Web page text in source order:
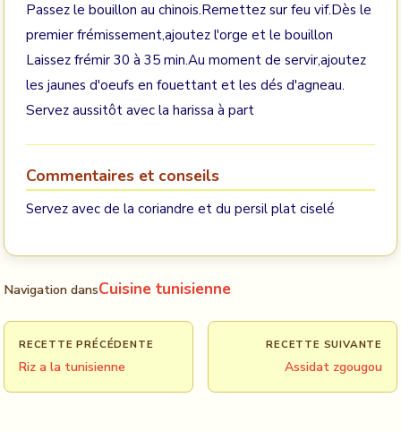
Passez le bouillon au chinois.Remettez sur feu vif.Dès le
premier frémissement,ajoutez l'orge et le bouillon
Laissez frémir 30 à 35 min.Au moment de servir,ajoutez
les jaunes d'oeufs en fouettant et les dés d'agneau.
Servez aussitôt avec la harissa à part
Commentaires et conseils
Servez avec de la coriandre et du persil plat ciselé
Navigation dansCuisine tunisienne
RECETTE PRÉCÉDENTE
Riz a la tunisienne
RECETTE SUIVANTE
Assidat zgougou